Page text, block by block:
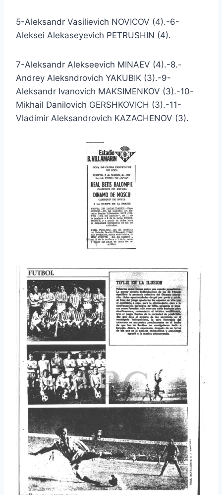
5-Aleksandr Vasilievich NOVICOV (4).-6-
Aleksei Alekaseyevich PETRUSHIN (4).
7-Aleksandr Alekseevich MINAEV (4).-8.-
Andrey Aleksndrovich YAKUBIK (3).-9-
Aleksandr Ivanovich MAKSIMENKOV (3).-10-
Mikhail Danilovich GERSHKOVICH (3).-11-
Vladimir Aleksandrovich KAZACHENOV (3).